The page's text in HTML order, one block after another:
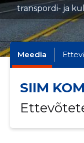
transpordi- ja
Meedia
SIIM